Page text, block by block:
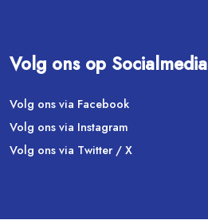
Volg ons op Socialmedia
Volg ons via Facebook
Volg ons via Instagram
Volg ons via Twitter / X